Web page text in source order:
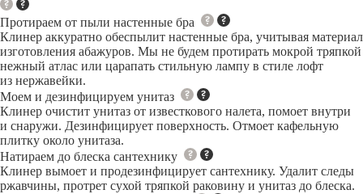
Протираем от пыли настенные бра
Клинер аккуратно обеспылит настенные бра, учитывая материал
изготовления абажуров. Мы не будем протирать мокрой тряпкой
нежный атлас или царапать стильную лампу в стиле лофт
из нержавейки.
Моем и дезинфицируем унитаз
Клинер очистит унитаз от известкового налета, помоет внутри
и снаружи. Дезинфицирует поверхность. Отмоет кафельную
плитку около унитаза.
Натираем до блеска сантехнику
Клинер вымоет и продезинфицирует сантехнику. Удалит следы
ржавчины, протрет сухой тряпкой раковину и унитаз до блеска.